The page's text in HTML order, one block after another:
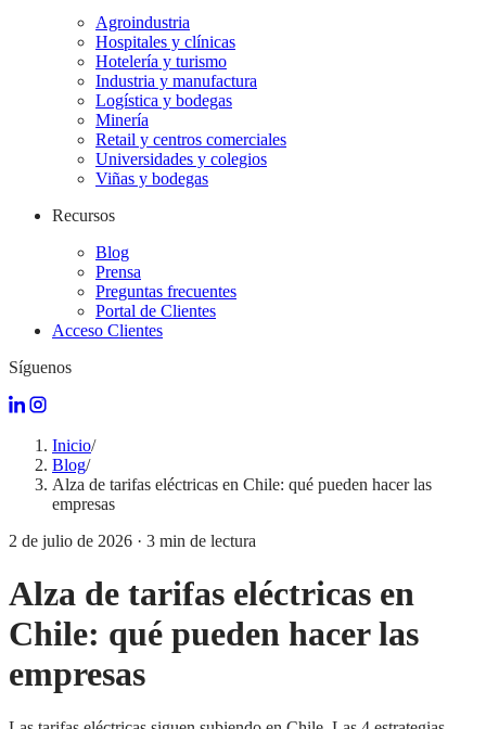
Agroindustria
Hospitales y clínicas
Hotelería y turismo
Industria y manufactura
Logística y bodegas
Minería
Retail y centros comerciales
Universidades y colegios
Viñas y bodegas
Recursos
Blog
Prensa
Preguntas frecuentes
Portal de Clientes
Acceso Clientes
Síguenos
Inicio/
Blog/
Alza de tarifas eléctricas en Chile: qué pueden hacer las
empresas
2 de julio de 2026 · 3 min de lectura
Alza de tarifas eléctricas en
Chile: qué pueden hacer las
empresas